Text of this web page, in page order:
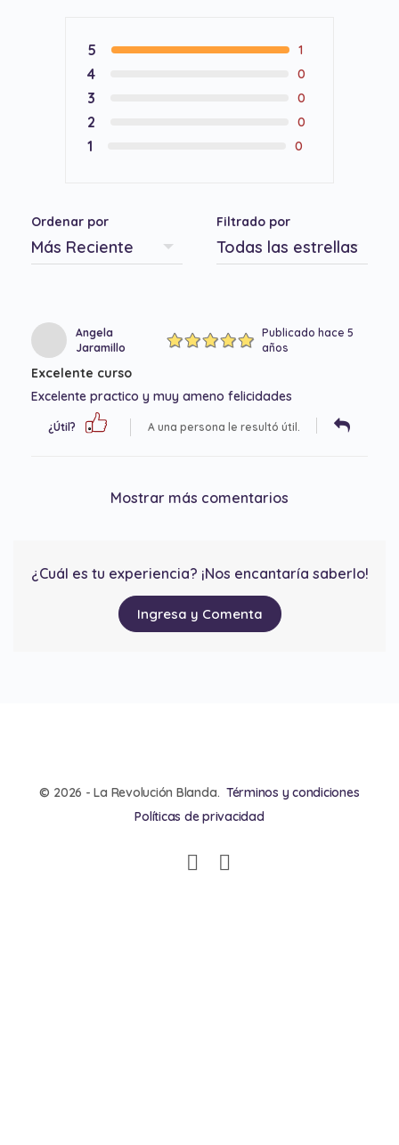
5 1
4 0
3 0
2 0
1 0
Ordenar por Filtrado por
Angela
Jaramillo
Publicado hace 5
años
Excelente curso
Excelente practico y muy ameno felicidades
¿Útil? A una persona le resultó útil.
Mostrar más comentarios
¿Cuál es tu experiencia? ¡Nos encantaría saberlo!
Ingresa y Comenta
© 2026 - La Revolución Blanda. Términos y condiciones
Políticas de privacidad